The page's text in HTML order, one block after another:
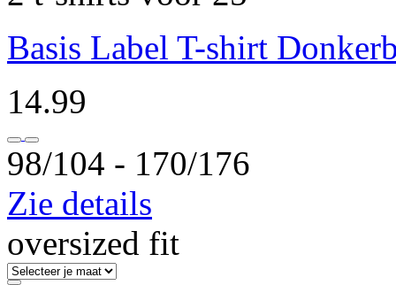
Basis Label T-shirt
14.99
98/104 ‐ 170/176
Zie details
oversized fit